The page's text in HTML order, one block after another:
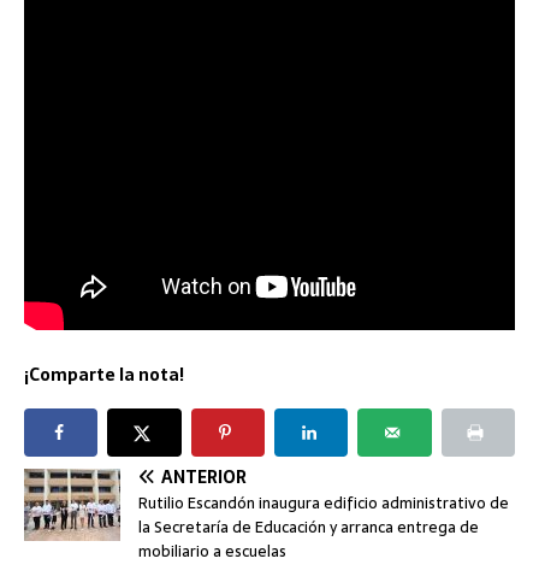
¡Comparte la nota!
ANTERIOR
Rutilio Escandón inaugura edificio administrativo de
la Secretaría de Educación y arranca entrega de
mobiliario a escuelas